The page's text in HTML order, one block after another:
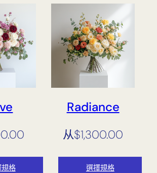
格
Radiance
从$1,300.00
選擇規格